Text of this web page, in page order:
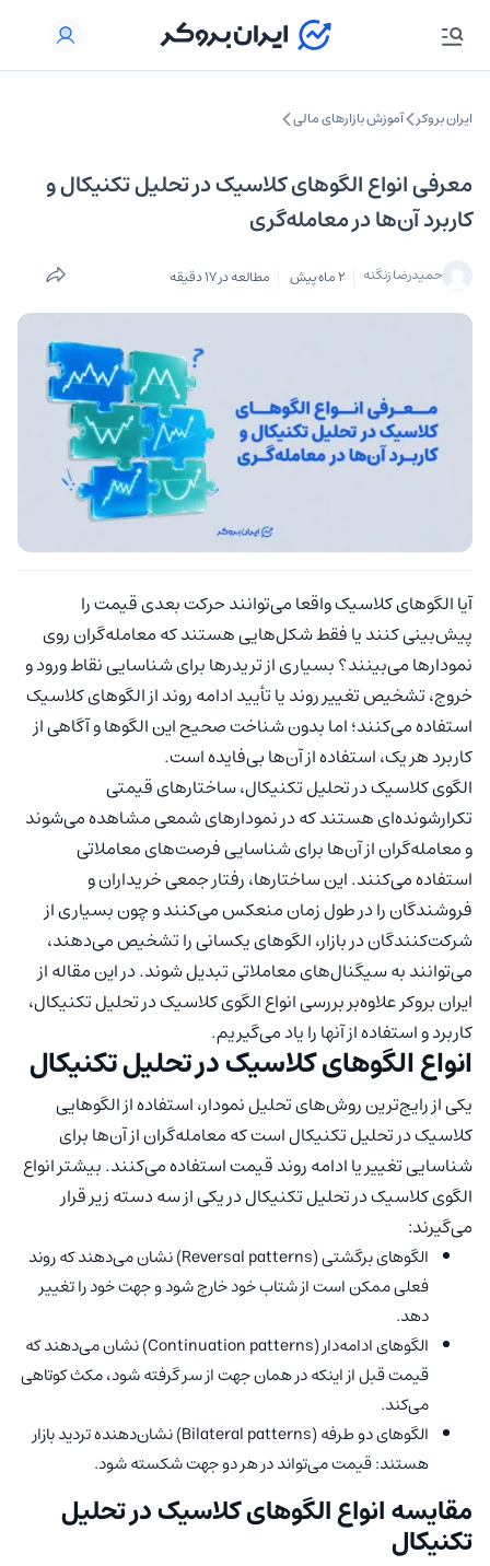
ایران بروکر آموزش بازارهای مالی
معرفی انواع الگوهای کلاسیک در تحلیل تکنیکال و
کاربرد آن‌ها در معامله‌گری
حمیدرضا زنگنه 2 ماه پیش مطالعه در 17 دقیقه
آیا الگوهای کلاسیک واقعا می‌توانند حرکت بعدی قیمت را
پیش‌بینی کنند یا فقط شکل‌هایی هستند که معامله‌گران روی
نمودارها می‌بینند؟ بسیاری از تریدرها برای شناسایی نقاط ورود و
خروج، تشخیص تغییر روند یا تأیید ادامه روند از الگوهای کلاسیک
استفاده می‌کنند؛ اما بدون شناخت صحیح این الگوها و آگاهی از
کاربرد هر یک، استفاده از آن‌ها بی‌فایده است.
الگوی کلاسیک در تحلیل تکنیکال، ساختارهای قیمتی
تکرارشونده‌ای هستند که در نمودارهای شمعی مشاهده می‌شوند
و معامله‌گران از آن‌ها برای شناسایی فرصت‌های معاملاتی
استفاده می‌کنند. این ساختارها، رفتار جمعی خریداران و
فروشندگان را در طول زمان منعکس می‌کنند و چون بسیاری از
شرکت‌کنندگان در بازار، الگوهای یکسانی را تشخیص می‌دهند،
می‌توانند به سیگنال‌های معاملاتی تبدیل شوند. در این مقاله از
ایران بروکر علاوه‌بر بررسی انواع الگوی کلاسیک در تحلیل تکنیکال،
کاربرد و استفاده از آنها را یاد می‌گیریم.
انواع الگوهای کلاسیک در تحلیل تکنیکال
یکی از رایج‌ترین روش‌های تحلیل نمودار، استفاده از الگوهایی
کلاسیک در تحلیل تکنیکال است که معامله‌گران از آن‌ها برای
شناسایی تغییر یا ادامه روند قیمت استفاده می‌کنند. بیشتر انواع
الگوی کلاسیک در تحلیل تکنیکال در یکی از سه دسته زیر قرار
می‌گیرند:
الگوهای برگشتی (Reversal patterns) نشان می‌دهند که روند
فعلی ممکن است از شتاب خود خارج شود و جهت خود را تغییر
دهد.
الگوهای ادامه‌دار (Continuation patterns) نشان می‌دهند که
قیمت قبل از اینکه در همان جهت از سر گرفته شود، مکث کوتاهی
می‌کند.
الگوهای دو طرفه (Bilateral patterns) نشان‌دهنده تردید بازار
هستند: قیمت می‌تواند در هر دو جهت شکسته شود.
مقایسه انواع الگوهای کلاسیک در تحلیل
تکنیکال